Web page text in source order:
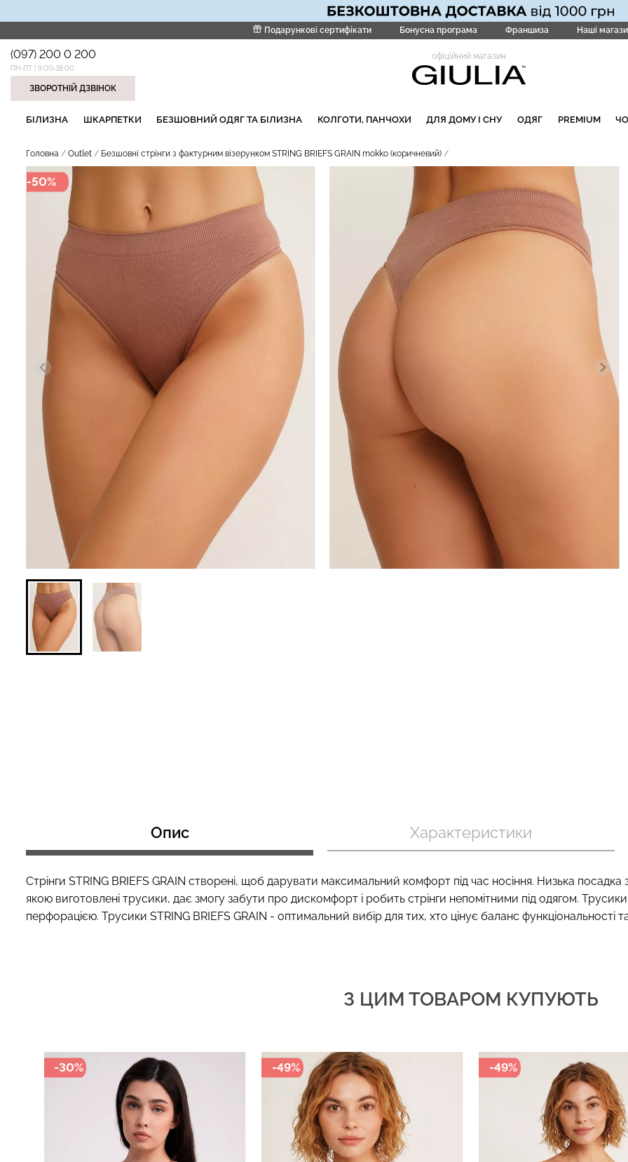
Подарункові сертифікати Бонусна програма Франшиза Наші
(097) 200 0 200
ПН-ПТ | 9:00-18:00
ЗВОРОТНІЙ ДЗВІНОК
офіційний магазин
БІЛИЗНА ШКАРПЕТКИ БЕЗШОВНИЙ ОДЯГ ТА БІЛИЗНА КОЛГОТИ, ПАНЧОХИ ДЛЯ ДОМУ І СНУ ОДЯГ PREMIUM
Головна Outlet Безшовні стрінги з фактурним візерунком STRING BRIEFS GRAIN mokko (коричневий)
-50%
Опис Характеристики
Стрінги STRING BRIEFS GRAIN створені, щоб дарувати максимальний комфорт під час носіння. Низька посадка
якою виготовлені трусики, дає змогу забути про дискомфорт і робить стрінги непомітними під одягом.
перфорацією. Трусики STRING BRIEFS GRAIN - оптимальний вибір для тих, хто цінує баланс функціональності
З ЦИМ ТОВАРОМ КУПУЮТЬ
-30% -49% -49%
НАШІ ТРЕНДОВІ ТОВАРИ
Безшовні легінси з
мікрофібри LEGGINGS 02
789 грн.
Безшовні легінси LEGGINGS
(чорний) Giulia
689 грн.
Безшовні бразиліана з
легкою корекцією BRASILIAN
SHAPEWEAR black (чорний)
Giulia
258 грн.
талією